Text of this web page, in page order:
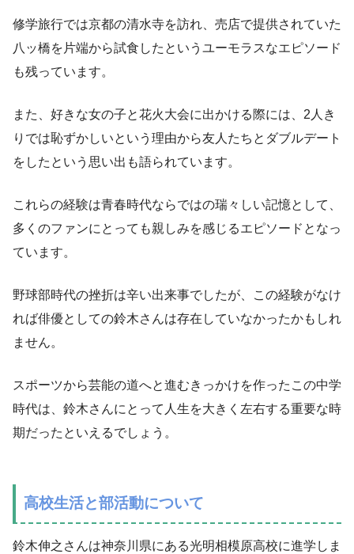
修学旅行では京都の清水寺を訪れ、売店で提供されていた
八ッ橋を片端から試食したというユーモラスなエピソード
も残っています。
また、好きな女の子と花火大会に出かける際には、2人き
りでは恥ずかしいという理由から友人たちとダブルデート
をしたという思い出も語られています。
これらの経験は青春時代ならではの瑞々しい記憶として、
多くのファンにとっても親しみを感じるエピソードとなっ
ています。
野球部時代の挫折は辛い出来事でしたが、この経験がなけ
れば俳優としての鈴木さんは存在していなかったかもしれ
ません。
スポーツから芸能の道へと進むきっかけを作ったこの中学
時代は、鈴木さんにとって人生を大きく左右する重要な時
期だったといえるでしょう。
高校生活と部活動について
鈴木伸之さんは神奈川県にある光明相模原高校に進学しま